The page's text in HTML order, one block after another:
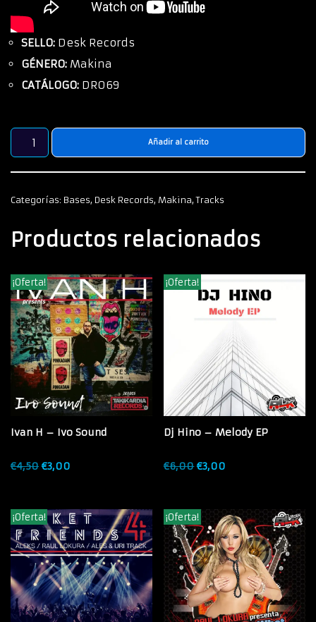
SELLO: Desk Records
GÉNERO: Makina
CATÁLOGO: DR069
Añadir al carrito
Categorías: Bases, Desk Records, Makina,Tracks
Productos relacionados
¡Oferta!
Ivan H – Ivo Sound
€4,50 €3,00
¡Oferta!
Dj Hino – Melody EP
€6,00 €3,00
¡Oferta! ¡Oferta!